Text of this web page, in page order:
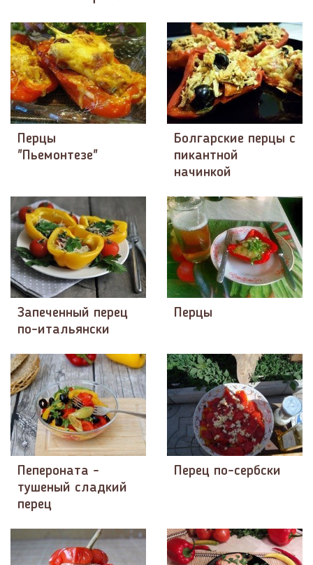
Перцы
"Пьемонтезе"
Болгарские перцы с
пикантной
начинкой
Запеченный перец
по-итальянски
Перцы
Пепероната -
тушеный сладкий
перец
Перец по-сербски